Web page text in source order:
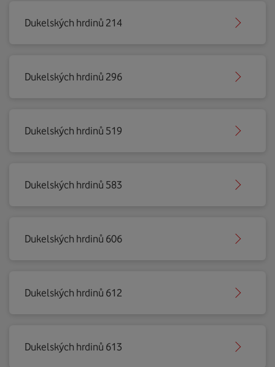
Dukelských hrdinů 214
Dukelských hrdinů 296
Dukelských hrdinů 519
Dukelských hrdinů 583
Dukelských hrdinů 606
Dukelských hrdinů 612
Dukelských hrdinů 613